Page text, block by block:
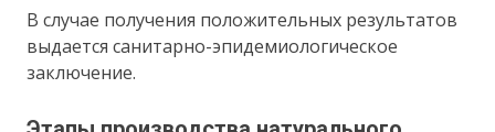
В случае получения положительных результатов
выдается санитарно-эпидемиологическое
заключение.